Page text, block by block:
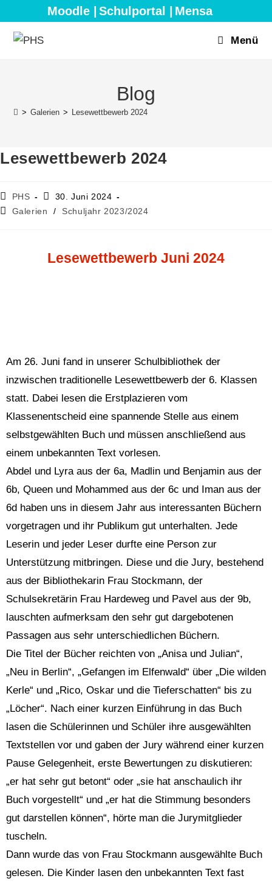
Moodle | Schulportal | Mensa
Menü
Blog
> Galerien > Lesewettbewerb 2024
Lesewettbewerb 2024
PHS
30. Juni 2024
Galerien
/ Schuljahr 2023/2024
Lesewettbewerb Juni 2024
Am 26. Juni fand in unserer Schulbibliothek der
inzwischen traditionelle Lesewettbewerb der 6. Klassen
statt. Dabei lesen die Erstplazieren vom
Klassenentscheid eine spannende Stelle aus einem
selbstgewählten Buch und müssen anschließend aus
einem unbekannten Text vorlesen.
Abdel und Lyra aus der 6a, Madlin und Benjamin aus der
6b, Queen und Mohammed aus der 6c und Iman aus der
6d haben uns in diesem Jahr aus interessanten Büchern
vorgetragen und ihr Publikum gut unterhalten. Jede
Leserin und jeder Leser durfte eine Person zur
Unterstützung mitbringen. Diese und die Jury, bestehend
aus der Bibliothekarin Frau Stockmann, der
Schulsekretärin Frau Hardeweg und Pavel aus der 9b,
lauschten aufmerksam den sehr gut dargebotenen
Passagen aus sehr unterschiedlichen Büchern.
Die Titel der Bücher reichten von „Anisa und Julian“,
„Neu in Berlin“, „Gefangen im Elfenwald“ über „Die wilden
Kerle“ und „Rico, Oskar und die Tieferschatten“ bis zu
„Löcher“. Nach einer kurzen Einführung in das Buch
lasen die Schülerinnen und Schüler ihre ausgewählten
Textstellen vor und gaben der Jury während einer kurzen
Pause Gelegenheit, erste Bewertungen zu diskutieren:
„er hat sehr gut betont“ oder „sie hat anschaulich ihr
Buch vorgestellt“ und „er hat die Stimmung besonders
gut darstellen können“, hörte man die Jurymitglieder
tuscheln.
Dann wurde das von Frau Stockmann ausgewählte Buch
gelesen. Die Kinder lasen den unbekannten Text fast